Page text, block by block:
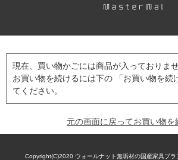
現在、買い物かごには商品が入っておりませ
お買い物を続けるには下の 「お買い物を続
てください。
元の画面に戻ってお買い物を
Copyright(C)2020 ウォールナット無垢材の国産家具ブ